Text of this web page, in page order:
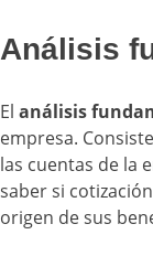
Análisis
El análisis
empresa.
las cuentas de la
saber si
origen de sus